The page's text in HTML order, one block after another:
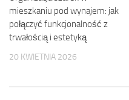
mieszkaniu pod wynajem: jak
połączyć funkcjonalność z
trwałością i estetyką
20 KWIETNIA 2026